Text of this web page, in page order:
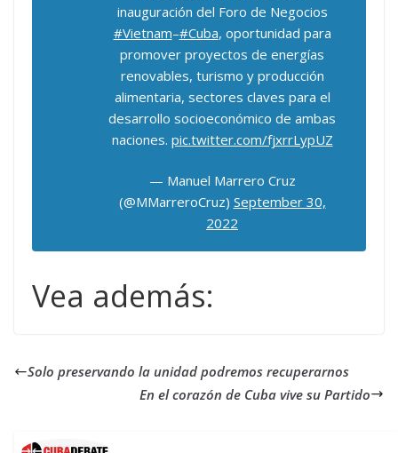
inauguración del Foro de Negocios
#Vietnam–#Cuba, oportunidad para
promover proyectos de energías
renovables, turismo y producción
alimentaria, sectores claves para el
desarrollo socioeconómico de ambas
naciones. pic.twitter.com/fjxrrLypUZ
— Manuel Marrero Cruz
(@MMarreroCruz) September 30,
2022
Vea además:
Solo preservando la unidad podremos recuperarnos
En el corazón de Cuba vive su Partido